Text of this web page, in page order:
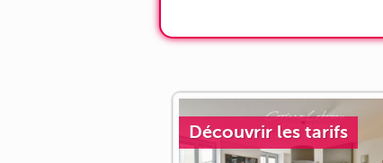
Découvrir les tarifs